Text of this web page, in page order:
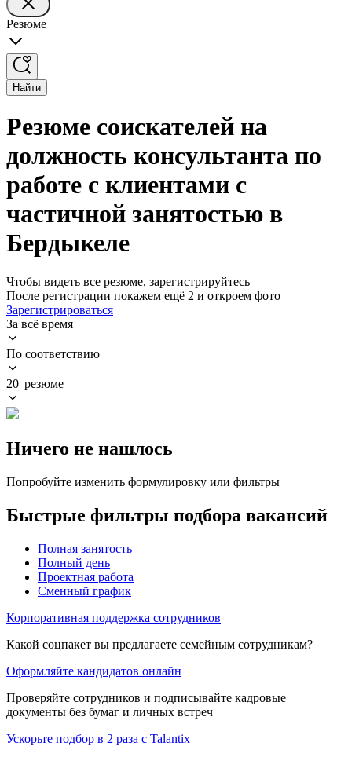
Резюме
Найти
Резюме соискателей на
должность консультанта по
работе с клиентами с
частичной занятостью в
Бердыкеле
Чтобы видеть все резюме, зарегистрируйтесь
После регистрации покажем ещё 2 и откроем фото
Зарегистрироваться
За всё время
По соответствию
20 резюме
Ничего не нашлось
Попробуйте изменить формулировку или фильтры
Быстрые фильтры подбора вакансий
Полная занятость
Полный день
Проектная работа
Сменный график
Корпоративная поддержка сотрудников
Какой соцпакет вы предлагаете семейным сотрудникам?
Оформляйте кандидатов онлайн
Проверяйте сотрудников и подписывайте кадровые
документы без бумаг и личных встреч
Ускорьте подбор в 2 раза с Talantix